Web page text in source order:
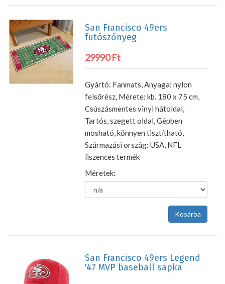
San Francisco 49ers
futószőnyeg
29990 Ft
Gyártó: Fanmats, Anyaga: nylon
felsőrész, Mérete: kb. 180 x 75 cm,
Csúszásmentes vinyl hátoldal,
Tartós, szegett oldal, Gépben
mosható, könnyen tisztítható,
Származási ország: USA, NFL
liszences termék
Méretek:
San Francisco 49ers Legend
'47 MVP baseball sapka